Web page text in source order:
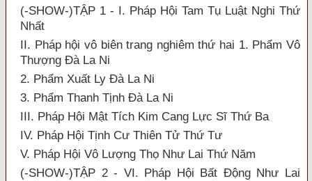
(-SHOW-)TẬP 1 - I. Pháp Hội Tam Tụ Luật Nghi Thứ
Nhất
II. Pháp hội vô biên trang nghiêm thứ hai 1. Phẩm Vô
Thượng Đà La Ni
2. Phẩm Xuất Ly Đà La Ni
3. Phẩm Thanh Tịnh Đà La Ni
III. Pháp Hội Mật Tích Kim Cang Lực Sĩ Thứ Ba
IV. Pháp Hội Tịnh Cư Thiên Tử Thứ Tư
V. Pháp Hội Vô Lượng Thọ Như Lai Thứ Năm
(-SHOW-)TẬP 2 - VI. Pháp Hội Bất Động Như Lai